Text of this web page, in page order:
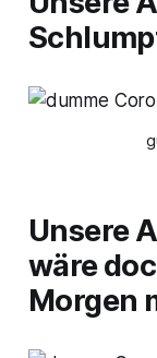
Unsere
wäre
Morgen